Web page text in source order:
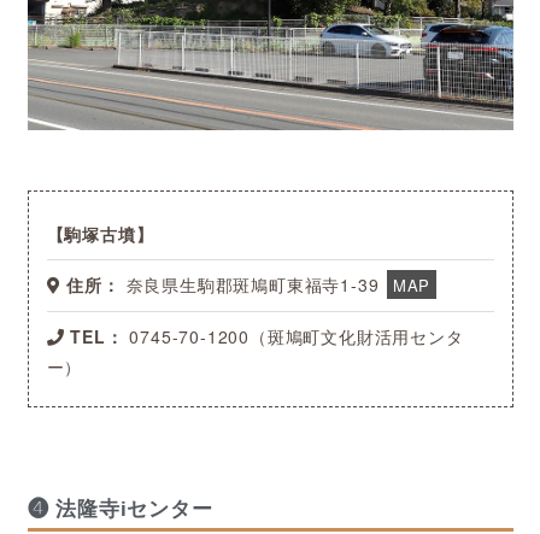
駒塚古墳
住所： 奈良県生駒郡斑鳩町東福寺1-39 MAP
TEL： 0745-70-1200（斑鳩町文化財活用センタ
ー）
❹ 法隆寺iセンター